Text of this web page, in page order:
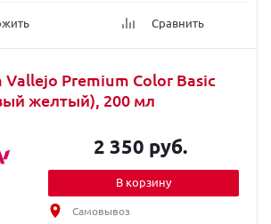
Сравнить
Vallejo Premium Color Basic
желтый), 200 мл
2 350 руб.
В корзину
Самовывоз